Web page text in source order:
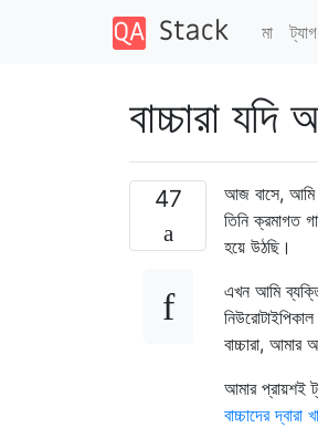
মা ট্যাগ
বাচ্চারা
47
আজ বাসে, আমি
তিনি ক্রমাগত
হয়ে উঠছি।
এখন আমি
বাচ্চারা,
আমার প্রায়শই
বাচ্চাদের দ্বারা